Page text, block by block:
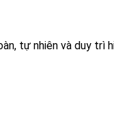
tự nhiên và duy trì